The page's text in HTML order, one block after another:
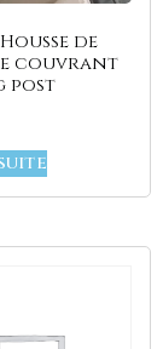
Housse de
couvrant
post